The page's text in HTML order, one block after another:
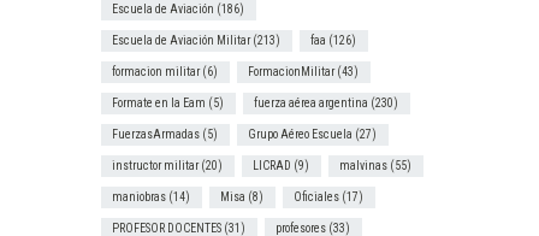
Escuela de Aviación (186)
Escuela de Aviación Militar(213) faa (126)
formacion militar(6) FormacionMilitar(43)
Formate en la Eam (5) fuerza aérea argentina (230)
FuerzasArmadas (5) Grupo Aéreo Escuela (27)
instructor militar(20) LICRAD (9) malvinas (55)
maniobras (14) Misa (8) Oficiales (17)
PROFESOR DOCENTES (31) profesores (33)